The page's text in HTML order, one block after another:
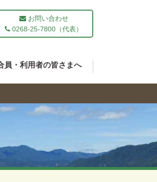
お問い合わせ
0268-25-7800（代表）
員・利用者の皆さまへ